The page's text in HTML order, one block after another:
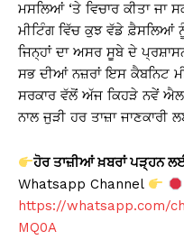
ਮਸਲਿਆਂ ‘ਤੇ ਵਿਚਾਰ ਕੀਤਾ ਜਾ
ਮੀਟਿੰਗ ਵਿੱਚ ਕੁਝ ਵੱਡੇ ਫ਼ੈਸਲਿਆਂ
ਜਿਨ੍ਹਾਂ ਦਾ ਅਸਰ ਸੂਬੇ ਦੇ
ਸਭ ਦੀਆਂ ਨਜ਼ਰਾਂ ਇਸ ਕੈਬਨਿਟ
ਸਰਕਾਰ ਵੱਲੋਂ ਅੱਜ ਕਿਹੜੇ ਨਵੇਂ
ਨਾਲ ਜੁੜੀ ਹਰ ਤਾਜ਼ਾ ਜਾਣਕਾਰੀ
ਹੋਰ ਤਾਜ਼ੀਆਂ ਖ਼ਬਰਾਂ ਪੜ੍ਹਨ
Whatsapp Channel
https://whatsapp.com/
MQ0A